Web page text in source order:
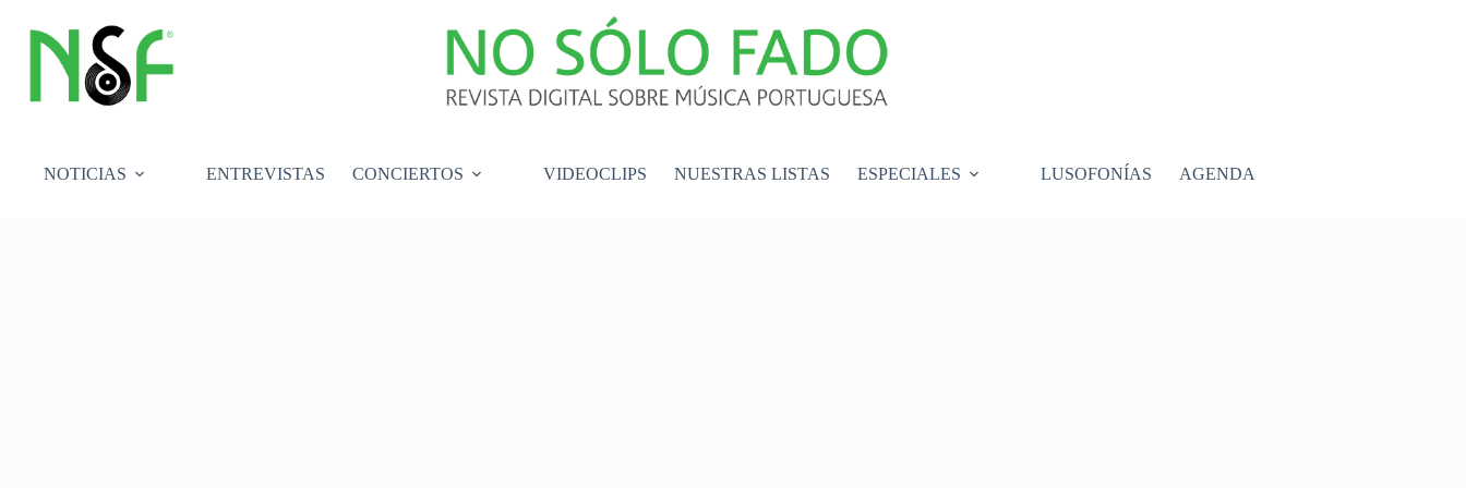
contenido
NOTICIAS ENTREVISTAS CONCIERTOS VIDEOCLIPS NUESTRAS LISTAS ESPECIALES LUSOFONÍAS AGENDA